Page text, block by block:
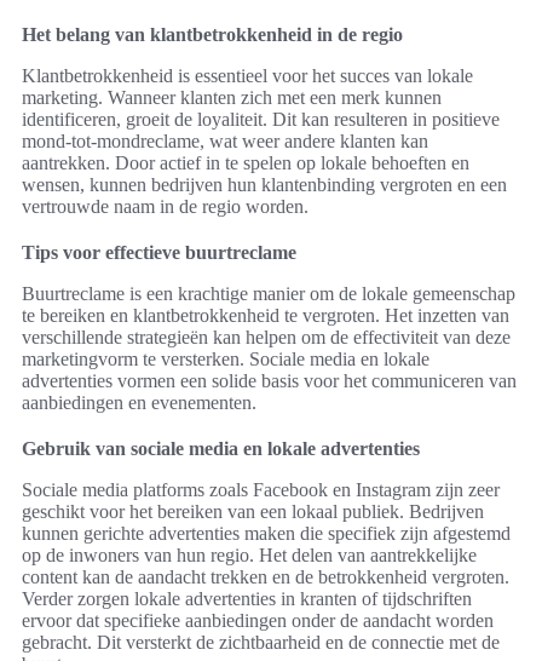
Het belang van klantbetrokkenheid in de regio
Klantbetrokkenheid is essentieel voor het succes van lokale
marketing. Wanneer klanten zich met een merk kunnen
identificeren, groeit de loyaliteit. Dit kan resulteren in positieve
mond-tot-mondreclame, wat weer andere klanten kan
aantrekken. Door actief in te spelen op lokale behoeften en
wensen, kunnen bedrijven hun klantenbinding vergroten en een
vertrouwde naam in de regio worden.
Tips voor effectieve buurtreclame
Buurtreclame is een krachtige manier om de lokale gemeenschap
te bereiken en klantbetrokkenheid te vergroten. Het inzetten van
verschillende strategieën kan helpen om de effectiviteit van deze
marketingvorm te versterken. Sociale media en lokale
advertenties vormen een solide basis voor het communiceren van
aanbiedingen en evenementen.
Gebruik van sociale media en lokale advertenties
Sociale media platforms zoals Facebook en Instagram zijn zeer
geschikt voor het bereiken van een lokaal publiek. Bedrijven
kunnen gerichte advertenties maken die specifiek zijn afgestemd
op de inwoners van hun regio. Het delen van aantrekkelijke
content kan de aandacht trekken en de betrokkenheid vergroten.
Verder zorgen lokale advertenties in kranten of tijdschriften
ervoor dat specifieke aanbiedingen onder de aandacht worden
gebracht. Dit versterkt de zichtbaarheid en de connectie met de